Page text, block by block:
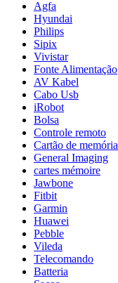
Agfa
Hyundai
Philips
Sipix
Vivistar
Fonte Alimentação
AV Kabel
Cabo Usb
iRobot
Bolsa
Controle remoto
Cartão de memória
General Imaging
cartes mémoire
Jawbone
Fitbit
Garmin
Huawei
Pebble
Vileda
Telecomando
Batteria